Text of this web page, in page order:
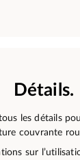
Détails.
les détails
couvrante
sur